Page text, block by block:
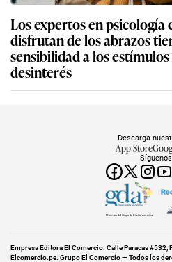
Los expertos en psicología
disfrutan de los abrazos
sensibilidad a los
desinterés
Síguenos
Descarga
App Store
Miembro del Grupo de Diarios América
Empresa Editora El Comercio. Calle Paracas
Elcomercio.pe. Grupo El Comercio — Todos los